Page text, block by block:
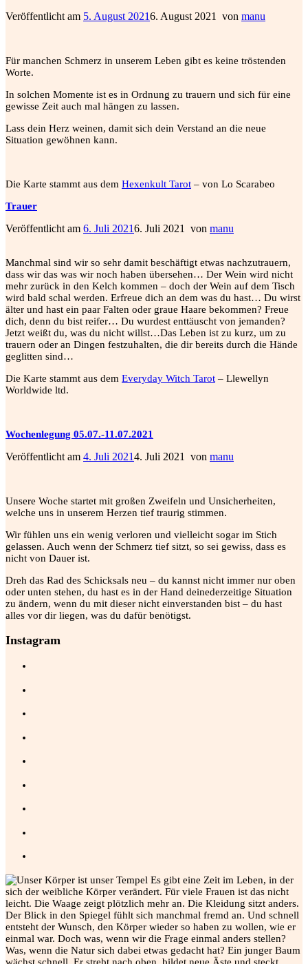
Veröffentlicht am 5. August 20216. August 2021 von manu
Für manchen Schmerz in unserem Leben gibt es keine tröstenden
Worte.
In solchen Momente ist es in Ordnung zu trauern und sich für eine
gewisse Zeit auch mal hängen zu lassen.
Lass dein Herz weinen, damit sich dein Verstand an die neue
Situation gewöhnen kann.
Die Karte stammt aus dem Hexenkult Tarot – von Lo Scarabeo
Trauer
Veröffentlicht am 6. Juli 20216. Juli 2021 von manu
Manchmal sind wir so sehr damit beschäftigt etwas nachzutrauern,
dass wir das was wir noch haben übersehen… Der Wein wird nicht
mehr zurück in den Kelch kommen – doch der Wein auf dem Tisch
wird bald schal werden. Erfreue dich an dem was du hast… Du wirst
älter und hast ein paar Falten oder graue Haare bekommen? Freue
dich, denn du bist reifer… Du wurdest enttäuscht von jemanden?
Jetzt weißt du, was du nicht willst…Das Leben ist zu kurz, um zu
trauern oder an Dingen festzuhalten, die dir bereits durch die Hände
geglitten sind…
Die Karte stammt aus dem Everyday Witch Tarot – Llewellyn
Worldwide ltd.
Wochenlegung 05.07.-11.07.2021
Veröffentlicht am 4. Juli 20214. Juli 2021 von manu
Unsere Woche startet mit großen Zweifeln und Unsicherheiten,
welche uns in unserem Herzen tief traurig stimmen.
Wir fühlen uns ein wenig verloren und vielleicht sogar im Stich
gelassen. Auch wenn der Schmerz tief sitzt, so sei gewiss, dass es
nicht von Dauer ist.
Dreh das Rad des Schicksals neu – du kannst nicht immer nur oben
oder unten stehen, du hast es in der Hand deinederzeitige Situation
zu ändern, wenn du mit dieser nicht einverstanden bist – du hast
alles vor dir liegen, was du dafür benötigst.
Instagram